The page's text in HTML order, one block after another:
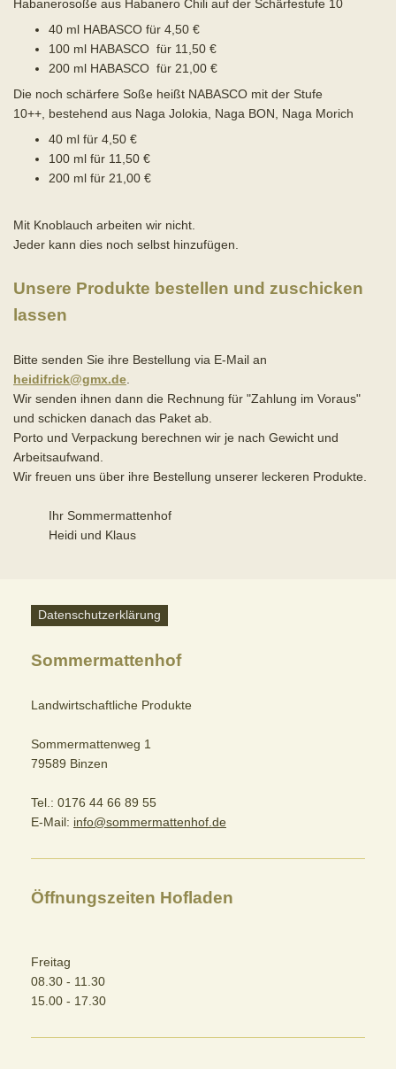
Habanerosoße aus Habanero Chili auf der Schärfestufe 10
40 ml HABASCO für 4,50 €
100 ml HABASCO für 11,50 €
200 ml HABASCO für 21,00 €
Die noch schärfere Soße heißt NABASCO mit der Stufe
10++, bestehend aus Naga Jolokia, Naga BON, Naga Morich
40 ml für 4,50 €
100 ml für 11,50 €
200 ml für 21,00 €
Mit Knoblauch arbeiten wir nicht.
Jeder kann dies noch selbst hinzufügen.
Unsere Produkte bestellen und zuschicken
lassen
Bitte senden Sie ihre Bestellung via E-Mail an
heidifrick@gmx.de.
Wir senden ihnen dann die Rechnung für "Zahlung im Voraus"
und schicken danach das Paket ab.
Porto und Verpackung berechnen wir je nach Gewicht und
Arbeitsaufwand.
Wir freuen uns über ihre Bestellung unserer leckeren Produkte.
Ihr Sommermattenhof
Heidi und Klaus
Datenschutzerklärung
Sommermattenhof
Landwirtschaftliche Produkte
Sommermattenweg 1
79589 Binzen
Tel.: 0176 44 66 89 55
E-Mail: info@sommermattenhof.de
Öffnungszeiten Hofladen
Freitag
08.30 - 11.30
15.00 - 17.30